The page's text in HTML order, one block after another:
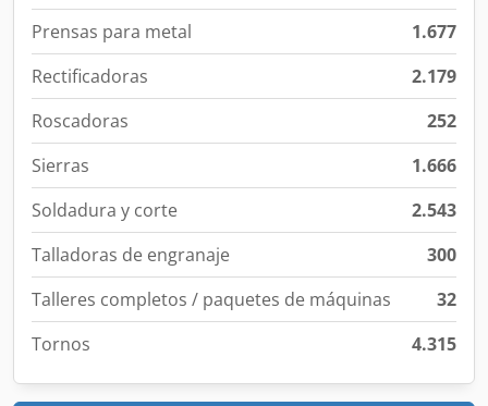
Prensas para metal
1.677
Rectificadoras
2.179
Roscadoras
252
Sierras
1.666
Soldadura y corte
2.543
Talladoras de engranaje
300
Talleres completos / paquetes de máquinas
32
Tornos
4.315